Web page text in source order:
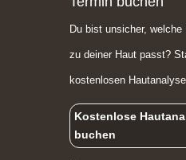
Du bist unsicher, welche
zu deiner Haut passt?
kostenlosen Hautanalyse.
Kostenlose
buchen